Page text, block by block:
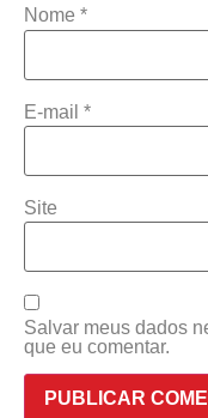
Nome *
E-mail *
Site
Salvar meus dados
que eu comentar.